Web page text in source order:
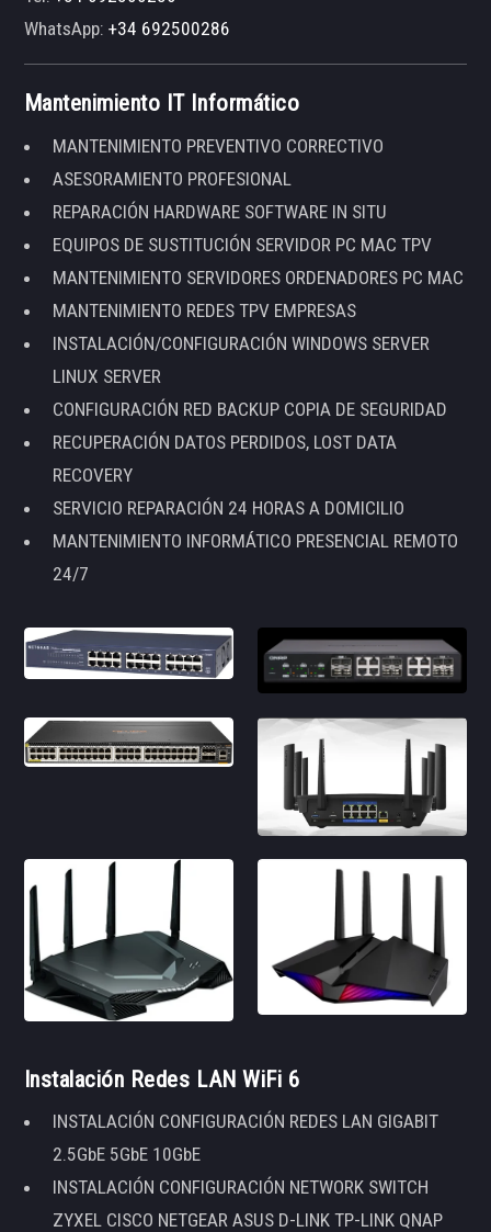
WhatsApp:+34 692500286
Mantenimiento IT Informático
MANTENIMIENTO PREVENTIVO CORRECTIVO
ASESORAMIENTO PROFESIONAL
REPARACIÓN HARDWARE SOFTWARE IN SITU
EQUIPOS DE SUSTITUCIÓN SERVIDOR PC MAC TPV
MANTENIMIENTO SERVIDORES ORDENADORES PC MAC
MANTENIMIENTO REDES TPV EMPRESAS
INSTALACIÓN/CONFIGURACIÓN WINDOWS SERVER
LINUX SERVER
CONFIGURACIÓN RED BACKUP COPIA DE SEGURIDAD
RECUPERACIÓN DATOS PERDIDOS, LOST DATA
RECOVERY
SERVICIO REPARACIÓN 24 HORAS A DOMICILIO
MANTENIMIENTO INFORMÁTICO PRESENCIAL REMOTO
24/7
Instalación Redes LAN WiFi 6
INSTALACIÓN CONFIGURACIÓN REDES LAN GIGABIT
2.5GbE 5GbE 10GbE
INSTALACIÓN CONFIGURACIÓN NETWORK SWITCH
ZYXEL CISCO NETGEAR ASUS D-LINK TP-LINK QNAP